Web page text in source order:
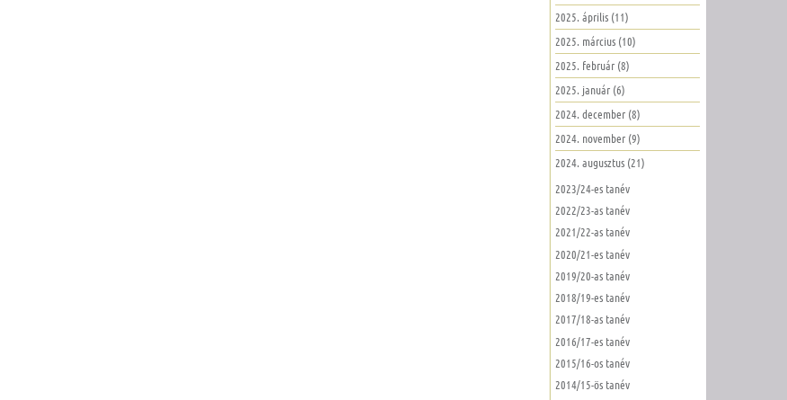
2025. április (11)
2025. március (10)
2025. február (8)
2025. január (6)
2024. december (8)
2024. november (9)
2024. augusztus (21)
2023/24-es tanév
2022/23-as tanév
2021/22-as tanév
2020/21-es tanév
2019/20-as tanév
2018/19-es tanév
2017/18-as tanév
2016/17-es tanév
2015/16-os tanév
2014/15-ös tanév